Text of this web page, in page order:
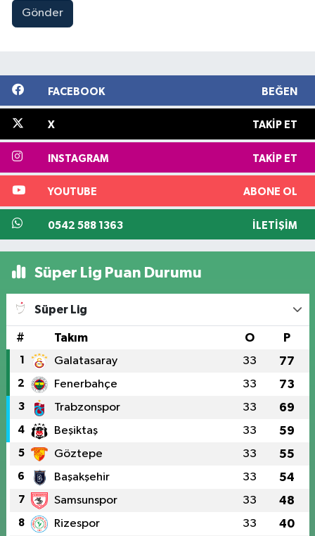
Gönder
FACEBOOK BEĞEN
X TAKIP ET
INSTAGRAM TAKIP ET
YOUTUBE ABONE OL
0542 588 1363 İLETIŞIM
Süper Lig Puan Durumu
Süper Lig
# Takım O P
1 Galatasaray 33 77
2 Fenerbahçe 33 73
3 Trabzonspor 33 69
4 Beşiktaş 33 59
5 Göztepe 33 55
6 Başakşehir 33 54
7 Samsunspor 33 48
8 Rizespor 33 40